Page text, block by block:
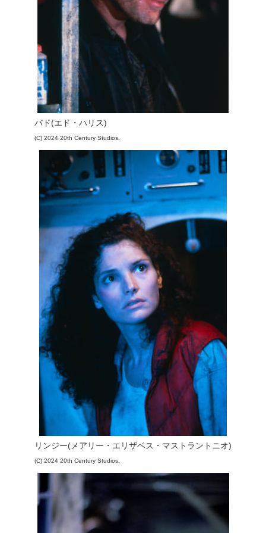
バド(エド・ハリス)
(C) 2024 20th Century Studios.
リンジー(メアリー・エリザベス・マストラントニオ)
(C) 2024 20th Century Studios.